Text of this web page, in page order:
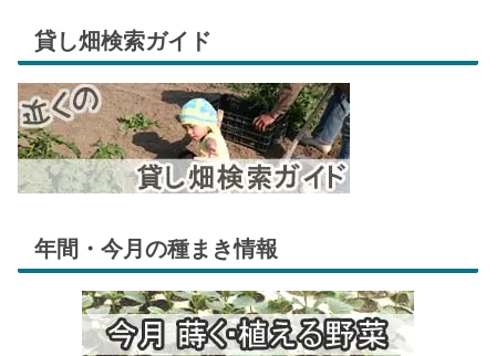
貸し畑検索ガイド
年間・今月の種まき情報